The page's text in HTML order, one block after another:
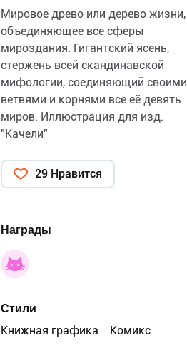
Мировое древо или дерево жизни,
объединяющее все сферы
мироздания. Гигантский ясень,
стержень всей скандинавской
мифологии, соединяющий своими
ветвями и корнями все её девять
миров. Иллюстрация для изд.
"Качели"
29 Нравится
Награды
Стили
Книжная графика
Комикс